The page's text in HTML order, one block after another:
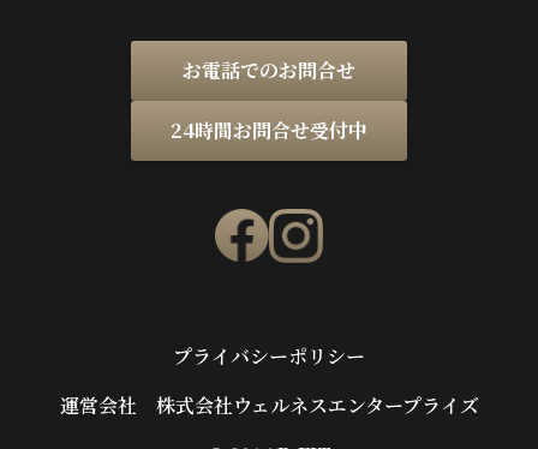
お電話でのお問合せ
24時間お問合せ受付中
プライバシーポリシー
運営会社 株式会社ウェルネスエンタープライズ